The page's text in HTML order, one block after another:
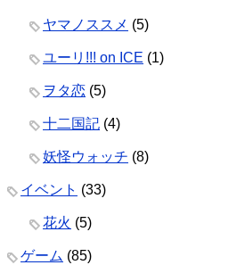
ヤマノススメ (5)
ユーリ!!! on ICE (1)
ヲタ恋 (5)
十二国記 (4)
妖怪ウォッチ (8)
イベント (33)
花火 (5)
ゲーム (85)